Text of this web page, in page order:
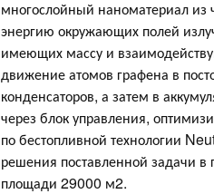
многослойный наноматериал из
энергию окружающих полей
имеющих массу и
движение атомов графена в
конденсаторов, а затем в
через блок управления,
по бестопливной технологии
решения поставленной задачи в
площади 29000 м2.